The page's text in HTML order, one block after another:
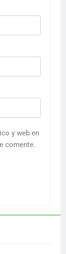
y web en
comente.